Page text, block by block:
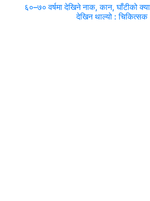
६०–७० वर्षमा देखिने नाक, कान, घाँटीको
देखिन थाल्यो : चिकित्सक